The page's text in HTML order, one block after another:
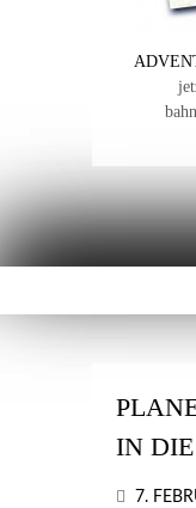
IN
7.